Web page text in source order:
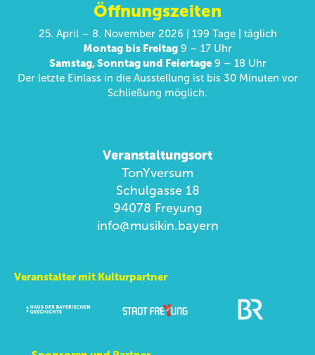
Öffnungszeiten
25. April – 8. November 2026 | 199 Tage | täglich
Montag bis Freitag 9 – 17 Uhr
Samstag, Sonntag und Feiertage9 – 18 Uhr
Der letzte Einlass in die Ausstellung ist bis 30 Minuten vor
Schließung möglich.
Veranstaltungsort
TonYversum
Schulgasse 18
94078 Freyung
info@musikin.bayern
Veranstalter mit Kulturpartner